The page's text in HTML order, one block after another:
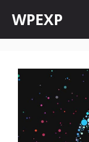
内
WPEXP